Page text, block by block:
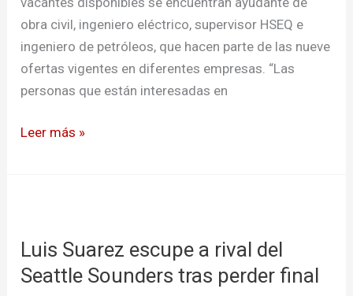
obra civil, ingeniero eléctrico, supervisor HSEQ e
ingeniero de petróleos, que hacen parte de las nueve
ofertas vigentes en diferentes empresas. “Las
personas que están interesadas en
Leer más »
Luis Suarez escupe a rival del
Seattle Sounders tras perder final
escupe
a